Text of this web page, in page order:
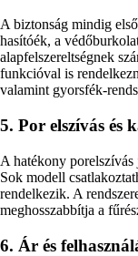
A biztonság mindig
hasítóék, a
alapfelszereltségnek
funkcióval is
valamint gyorsfék-
5. Por elszívás és
A hatékony porelszívás
Sok modell
rendelkezik. A
meghosszabbítja a
6. Ár és